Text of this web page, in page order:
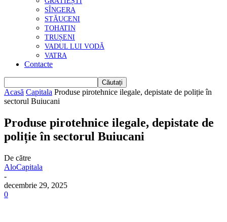
SÎNGERA
STĂUCENI
TOHATIN
TRUȘENI
VADUL LUI VODĂ
VATRA
Contacte
Acasă Capitala Produse pirotehnice ilegale, depistate de poliție în
sectorul Buiucani
Produse pirotehnice ilegale, depistate de
poliție în sectorul Buiucani
De către
AloCapitala
-
decembrie 29, 2025
0